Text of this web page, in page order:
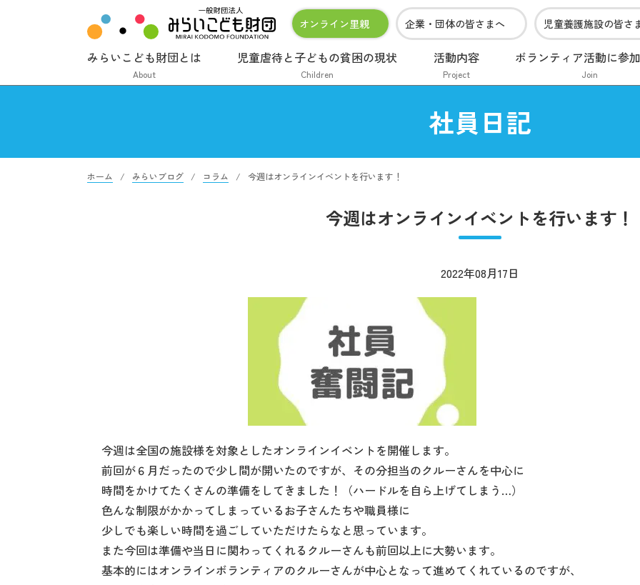
オンライン里親 企業・団体の皆さまへ 児童養護施設の皆さ
みらいこども財団とは
About
児童虐待と子どもの貧困の現状
Children
活動内容
Project
ボランティア活動に参
Join
社員日記
ホーム みらいブログ コラム 今週はオンラインイベントを行います！
今週はオンラインイベントを行います！
2022年08月17日
今週は全国の施設様を対象としたオンラインイベントを開催します。
前回が６月だったので少し間が開いたのですが、その分担当のクルーさんを中心に
時間をかけてたくさんの準備をしてきました！（ハードルを自ら上げてしまう…）
色んな制限がかかってしまっているお子さんたちや職員様に
少しでも楽しい時間を過ごしていただけたらなと思っています。
また今回は準備や当日に関わってくれるクルーさんも前回以上に大勢います。
基本的にはオンラインボランティアのクルーさんが中心となって進めてくれているのですが、